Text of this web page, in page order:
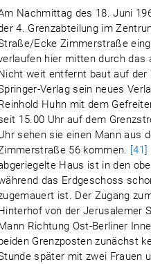
Nachmittag des 18. Juni
4. Grenzabteilung im
Ecke Zimmerstraße
hier mitten durch das
weit entfernt baut auf der
Verlag sein neues
Huhn mit dem
15.00 Uhr auf dem
sehen sie einen Mann aus
56 kommen. [41]
Haus ist in den
das Erdgeschoss
ist. Der Zugang
von der Jerusalemer
Richtung Ost-Berliner
Grenzposten zunächst
später mit zwei Frauen